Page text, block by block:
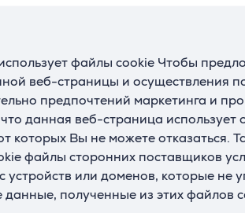
файлы cookie Чтобы
веб-страницы и осуществления
предпочтений маркетинга и
данная веб-страница
которых Вы не можете отказаться.
файлы сторонних поставщиков
устройств или доменов, которые не
данные, полученные из этих файлов
Описание
благодаря двухполосной